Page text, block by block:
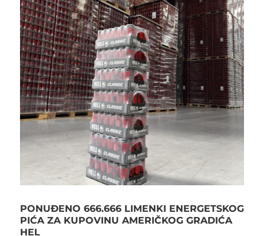
PONUĐENO 666.666 LIMENKI ENERGETSKOG
PIĆA ZA KUPOVINU AMERIČKOG GRADIĆA
HEL